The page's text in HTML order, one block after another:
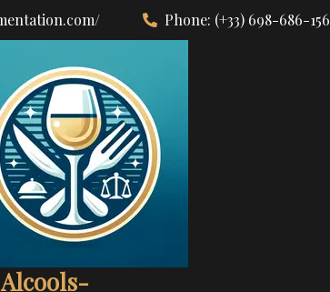
Phone: (+33) 698-686-156
Alcools-